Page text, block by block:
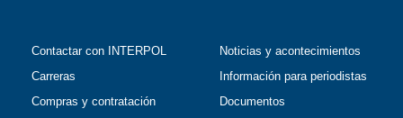
Contactar con INTERPOL
Carreras
Compras y contratación
Noticias y acontecimientos
Información para periodistas
Documentos